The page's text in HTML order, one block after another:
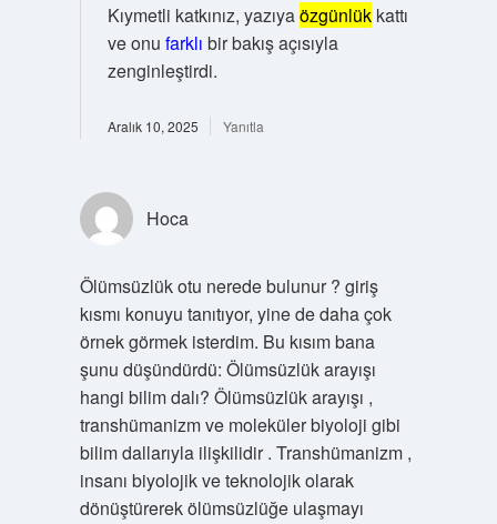
Kıymetli katkınız, yazıyaözgünlükkattı
ve onu farklı bir bakış açısıyla
zenginleştirdi.
Aralık 10, 2025 Yanıtla
Hoca
Ölümsüzlük otu nerede bulunur ? giriş
kısmı konuyu tanıtıyor, yine de daha çok
örnek görmek isterdim. Bu kısım bana
şunu düşündürdü: Ölümsüzlük arayışı
hangi bilim dalı? Ölümsüzlük arayışı ,
transhümanizm ve moleküler biyoloji gibi
bilim dallarıyla ilişkilidir . Transhümanizm ,
insanı biyolojik ve teknolojik olarak
dönüştürerek ölümsüzlüğe ulaşmayı